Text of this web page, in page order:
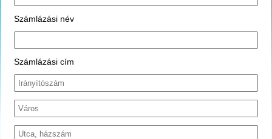
Számlázási név
Számlázási cím